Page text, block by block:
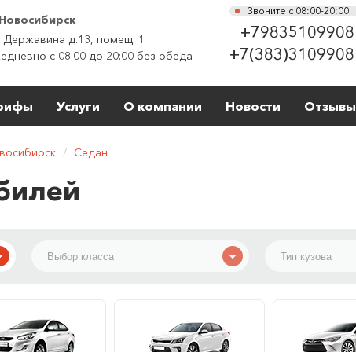
Новосибирск
Державина д.13, помещ. 1
с 08:00 до 20:00 без обеда
Звоните с 08:00-20:00
+79835109908
+7(383)3109908
Услуги О компании Новости Отзывы
/ Седан